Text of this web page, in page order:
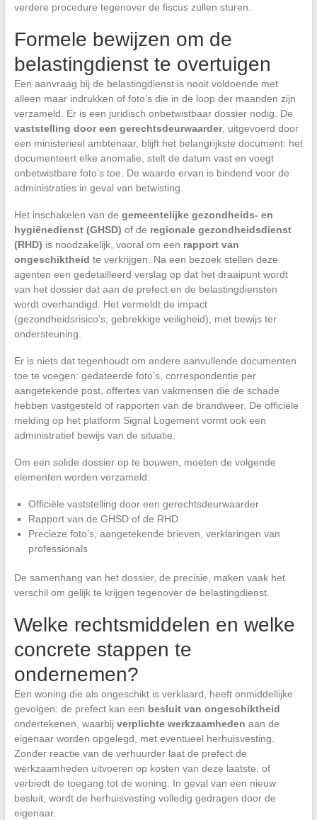
verdere procedure tegenover de fiscus zullen sturen.
Formele bewijzen om de
belastingdienst te overtuigen
Een aanvraag bij de belastingdienst is nooit voldoende met
alleen maar indrukken of foto’s die in de loop der maanden zijn
verzameld. Er is een juridisch onbetwistbaar dossier nodig. De
vaststelling door een gerechtsdeurwaarder, uitgevoerd door
een ministerieel ambtenaar, blijft het belangrijkste document: het
documenteert elke anomalie, stelt de datum vast en voegt
onbetwistbare foto’s toe. De waarde ervan is bindend voor de
administraties in geval van betwisting.
Het inschakelen van de gemeentelijke gezondheids- en
hygiënedienst (GHSD) of de regionale gezondheidsdienst
(RHD) is noodzakelijk, vooral om een rapport van
ongeschiktheid te verkrijgen. Na een bezoek stellen deze
agenten een gedetailleerd verslag op dat het draaipunt wordt
van het dossier dat aan de prefect en de belastingdiensten
wordt overhandigd. Het vermeldt de impact
(gezondheidsrisico’s, gebrekkige veiligheid), met bewijs ter
ondersteuning.
Er is niets dat tegenhoudt om andere aanvullende documenten
toe te voegen: gedateerde foto’s, correspondentie per
aangetekende post, offertes van vakmensen die de schade
hebben vastgesteld of rapporten van de brandweer. De officiële
melding op het platform Signal Logement vormt ook een
administratief bewijs van de situatie.
Om een solide dossier op te bouwen, moeten de volgende
elementen worden verzameld:
Officiële vaststelling door een gerechtsdeurwaarder
Rapport van de GHSD of de RHD
Precieze foto’s, aangetekende brieven, verklaringen van
professionals
De samenhang van het dossier, de precisie, maken vaak het
verschil om gelijk te krijgen tegenover de belastingdienst.
Welke rechtsmiddelen en welke
concrete stappen te
ondernemen?
Een woning die als ongeschikt is verklaard, heeft onmiddellijke
gevolgen: de prefect kan een besluit van ongeschiktheid
ondertekenen, waarbij verplichte werkzaamheden aan de
eigenaar worden opgelegd, met eventueel herhuisvesting.
Zonder reactie van de verhuurder laat de prefect de
werkzaamheden uitvoeren op kosten van deze laatste, of
verbiedt de toegang tot de woning. In geval van een nieuw
besluit, wordt de herhuisvesting volledig gedragen door de
eigenaar.